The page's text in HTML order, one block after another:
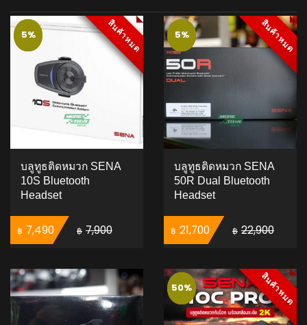
สินค้าหมด
5% สินค้าหมด
5%
บลูทูธติดหมวก SENA
10S Bluetooth
Headset
฿ 7,900
Original price was: ฿7,900.
฿ 7,490
สินค้าหมด
5% สินค้าหมด
5%
บลูทูธติดหมวก SENA
50R Dual Bluetooth
Headset
฿ 22,900
Original price was: ฿22,900.
฿ 21,700
สินค้าหมด
50% สินค้าหมด
50%